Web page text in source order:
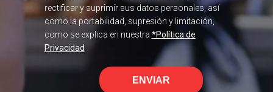
rectificar y suprimir sus datos personales, así
como la portabilidad, supresión y limitación,
como se explica en nuestra *Política de
Privacidad
ENVIAR